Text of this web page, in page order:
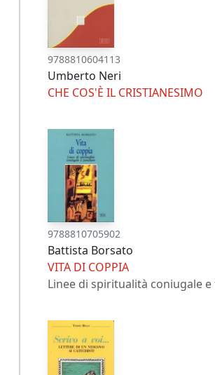
9788810604113
Umberto Neri
CHE COS'È IL CRISTIANESIMO
9788810705902
Battista Borsato
VITA DI COPPIA
Linee di spiritualità coniugale